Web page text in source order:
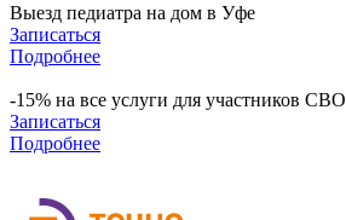
Выезд педиатра на дом в Уфе
Записаться
Подробнее
-15% на все услуги для участников СВО
Записаться
Подробнее